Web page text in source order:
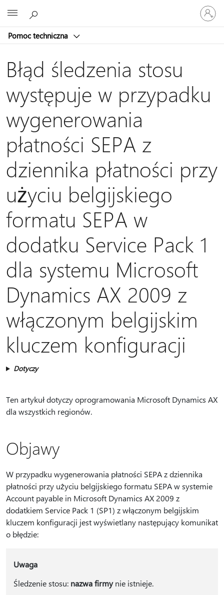
Pomoc techniczna
Zaloguj
się
do
konta
Błąd śledzenia stosu
występuje w przypadku
wygenerowania
płatności SEPA z
dziennika płatności przy
użyciu belgijskiego
formatu SEPA w
dodatku Service Pack 1
dla systemu Microsoft
Dynamics AX 2009 z
włączonym belgijskim
kluczem konfiguracji
Dotyczy
Ten artykuł dotyczy oprogramowania Microsoft Dynamics AX
dla wszystkich regionów.
Objawy
W przypadku wygenerowania płatności SEPA z dziennika
płatności przy użyciu belgijskiego formatu SEPA w systemie
Account payable in Microsoft Dynamics AX 2009 z
dodatkiem Service Pack 1 (SP1) z włączonym belgijskim
kluczem konfiguracji jest wyświetlany następujący komunikat
o błędzie:
Uwaga
Śledzenie stosu: nazwa firmynie istnieje.